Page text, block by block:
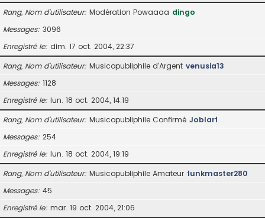
Rang, Nom d’utilisateur Modération Powaaaa dingo
Messages 3096
Enregistré le dim. 17 oct. 2004, 22:37
Rang, Nom d’utilisateur Musicopubliphile d'Argent venusia13
Messages 1128
Enregistré le lun. 18 oct. 2004, 14:19
Rang, Nom d’utilisateur Musicopubliphile Confirmé Joblarf
Messages 254
Enregistré le lun. 18 oct. 2004, 19:19
Rang, Nom d’utilisateur Musicopubliphile Amateur funkmaster280
Messages 45
Enregistré le mar. 19 oct. 2004, 21:06